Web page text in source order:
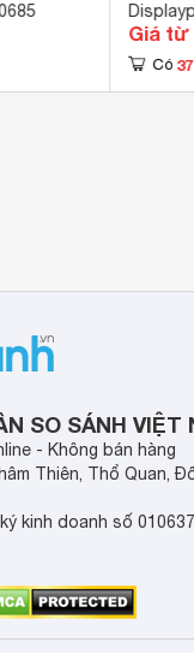
1m chính hãng
cấp có cổng
máy chiếu
tín hiệu âm thanh.
nứt, không giống
các kết nối.
Giá từ
Có 37
SO SÁNH VIỆT
- Không bán hàng
Thiên, Thổ Quan,
kinh doanh số